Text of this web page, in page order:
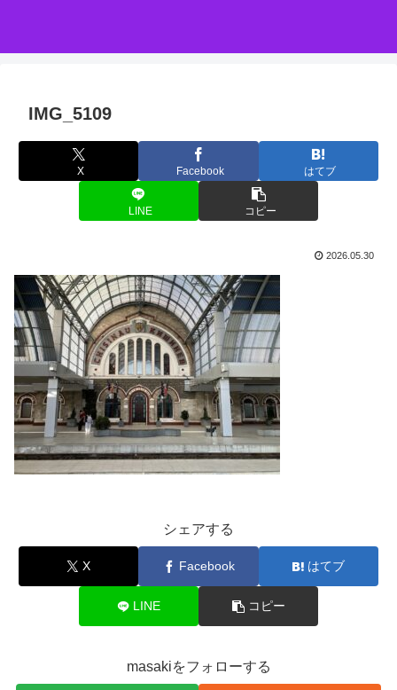
IMG_5109
X Facebook はてブ
LINE コピー
2026.05.30
シェアする
X Facebook はてブ
LINE コピー
masakiをフォローする